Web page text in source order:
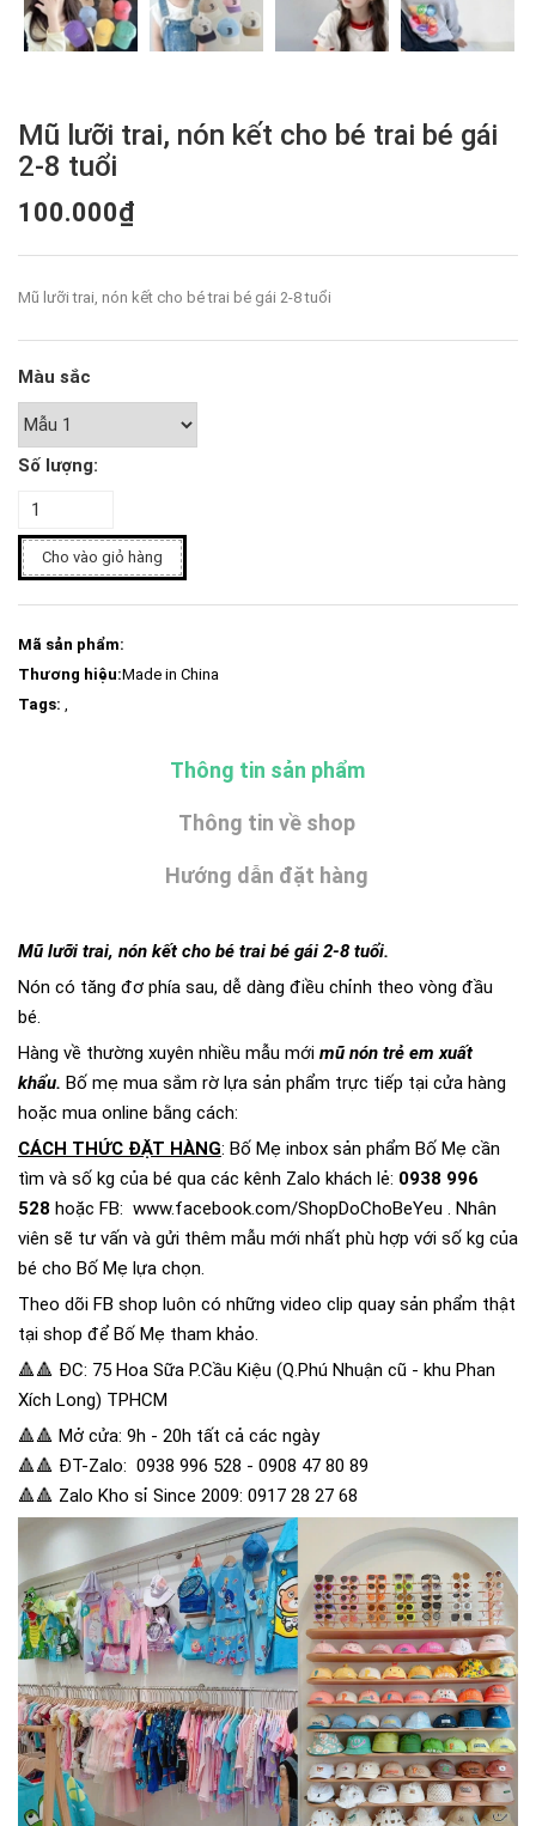
Mũ lưỡi trai, nón kết cho bé trai bé gái
2-8 tuổi
100.000₫
Mũ lưỡi trai, nón kết cho bé trai bé gái 2-8 tuổi
Màu sắc
Số lượng:
Cho vào giỏ hàng
Mã sản phẩm:
Thương hiệu:Made in China
Tags:
Thông tin sản phẩm
Thông tin về shop
Hướng dẫn đặt hàng
Mũ lưỡi trai, nón kết cho bé trai bé gái 2-8 tuổi.
Nón có tăng đơ phía sau, dễ dàng điều chỉnh theo vòng đầu
bé.
Hàng về thường xuyên nhiều mẫu mới mũ nón trẻ em xuất
khẩu. Bố mẹ mua sắm rờ lựa sản phẩm trực tiếp tại cửa hàng
hoặc mua online bằng cách:
CÁCH THỨC ĐẶT HÀNG: Bố Mẹ inbox sản phẩm Bố Mẹ cần
tìm và số kg của bé qua các kênh Zalo khách lẻ: 0938 996
528 hoặc FB: www.facebook.com/ShopDoChoBeYeu . Nhân
viên sẽ tư vấn và gửi thêm mẫu mới nhất phù hợp với số kg của
bé cho Bố Mẹ lựa chọn.
Theo dõi FB shop luôn có những video clip quay sản phẩm thật
tại shop để Bố Mẹ tham khảo.
🔺🔺 ĐC: 75 Hoa Sữa P.Cầu Kiệu (Q.Phú Nhuận cũ - khu Phan
Xích Long) TPHCM
🔺🔺 Mở cửa: 9h - 20h tất cả các ngày
🔺🔺 ĐT-Zalo: 0938 996 528 - 0908 47 80 89
🔺🔺 Zalo Kho sỉ Since 2009: 0917 28 27 68